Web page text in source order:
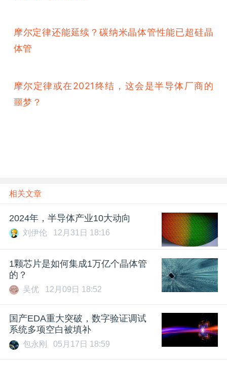
摩尔定律还能延续？碳纳米晶体管性能已超硅晶
体管
摩尔定律或在2021终结，这会是半导体厂商的
噩梦？
相关文章
2024年，半导体产业10大动向
刘伊伦 12月31日 18:16
1颗芯片是如何集成1万亿个晶体管
的？
吴优 12月09日 18:52
国产EDA重大突破，数字验证调试
系统多项空白被填补
包永刚 05月17日 18:59